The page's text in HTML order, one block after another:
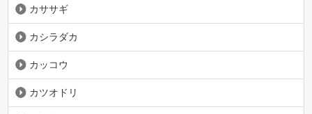
カササギ
カシラダカ
カッコウ
カツオドリ